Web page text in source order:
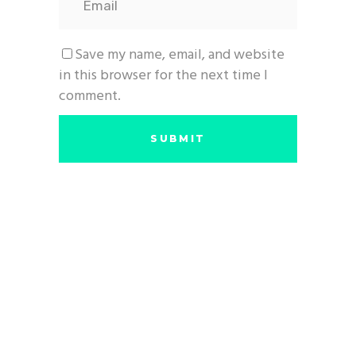
Save my name, email, and website
in this browser for the next time I
comment.